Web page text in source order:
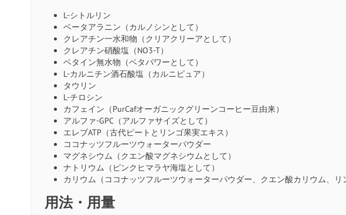
L-シトルリン
ベータアラニン（カルノシンとして）
クレアチン一水和物（クリアクリーアとして）
クレアチン硝酸塩（NO3-T）
ベタイン無水物（ベタパワーとして）
L-カルニチン酒石酸塩（カルニピュア）
タウリン
L-チロシン
カフェイン（PurCafオーガニックグリーンコーヒー豆由来）
アルファ-GPC（アルファサイズとして）
エレブATP（古代ピートとリンゴ果実エキス）
ココナッツフルーツウォーターパウダー
マグネシウム（クエン酸マグネシウムとして）
ナトリウム（ピンクヒマラヤ海塩として）
カリウム（ココナッツフルーツウォーターパウダー、クエン酸カリウム、リ
用法・用量